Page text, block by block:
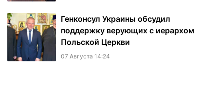
Генконсул Украины обсудил
поддержку верующих с иерархом
Польской Церкви
07 Августа 14:24